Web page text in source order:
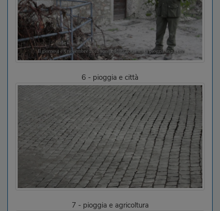
6 - pioggia e città
7 - pioggia e agricoltura